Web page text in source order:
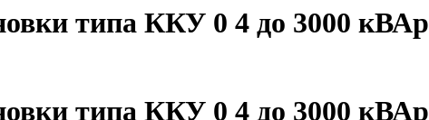
типа ККУ 0 4 до 3000 кВАр
типа ККУ 0 4 до 3000 кВАр